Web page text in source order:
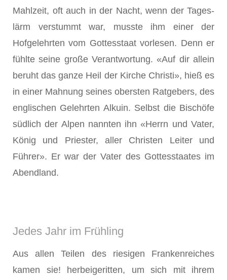
Mahlzeit, oft auch in der Nacht, wenn der Tages­
lärm verstummt war, musste ihm einer der
Hofgelehrten vom Gottes­staat vorlesen. Denn er
fühlte seine große Verantwortung. «Auf dir allein
beruht das ganze Heil der Kirche Christi», hieß es
in einer Mahnung seines obersten Ratgebers, des
englischen Gelehrten Alkuin. Selbst die Bischöfe
südlich der Alpen nannten ihn «Herrn und Vater,
König und Priester, aller Christen Leiter und
Führer». Er war der Vater des Gottesstaates im
Abendland.
Jedes Jahr im Frühling
Aus allen Teilen des riesigen Frankenreiches
kamen sie! herbeigeritten, um sich mit ihrem